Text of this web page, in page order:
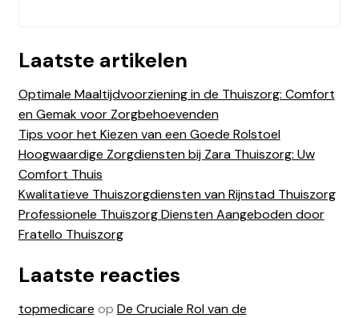
Laatste artikelen
Optimale Maaltijdvoorziening in de Thuiszorg: Comfort
en Gemak voor Zorgbehoevenden
Tips voor het Kiezen van een Goede Rolstoel
Hoogwaardige Zorgdiensten bij Zara Thuiszorg: Uw
Comfort Thuis
Kwalitatieve Thuiszorgdiensten van Rijnstad Thuiszorg
Professionele Thuiszorg Diensten Aangeboden door
Fratello Thuiszorg
Laatste reacties
topmedicare op De Cruciale Rol van de